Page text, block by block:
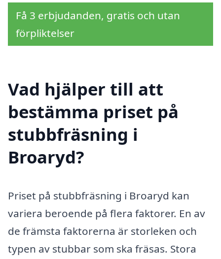
Få 3 erbjudanden, gratis och utan
förpliktelser
Vad hjälper till att
bestämma priset på
stubbfräsning i
Broaryd?
Priset på stubbfräsning i Broaryd kan
variera beroende på flera faktorer. En av
de främsta faktorerna är storleken och
typen av stubbar som ska fräsas. Stora